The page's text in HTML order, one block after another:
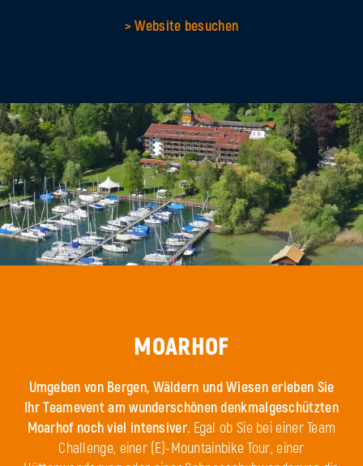
> Website besuchen
MOARHOF
Umgeben von Bergen, Wäldern und Wiesen erleben Sie
Ihr Teamevent am wunderschönen denkmalgeschützten
Moarhof noch viel intensiver. Egal ob Sie bei einer Team
Challenge, einer (E)-Mountainbike Tour, einer